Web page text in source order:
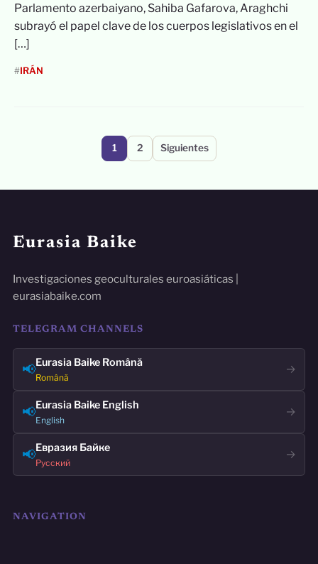
Parlamento azerbaiyano, Sahiba Gafarova, Araghchi
subrayó el papel clave de los cuerpos legislativos en el
[…]
#IRÁN
1 2 Siguientes
Eurasia Baike
Investigaciones geoculturales euroasiáticas |
eurasiabaike.com
TELEGRAM CHANNELS
📢Eurasia Baike Română
Română
→
📢Eurasia Baike English
English
→
📢Евразия Байке
Русский
→
NAVIGATION